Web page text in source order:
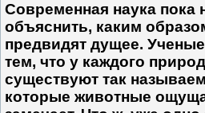
Современная наука пока
объяснить, каким
предвидят дущее.
тем, что у каждого
существуют так
которые животные